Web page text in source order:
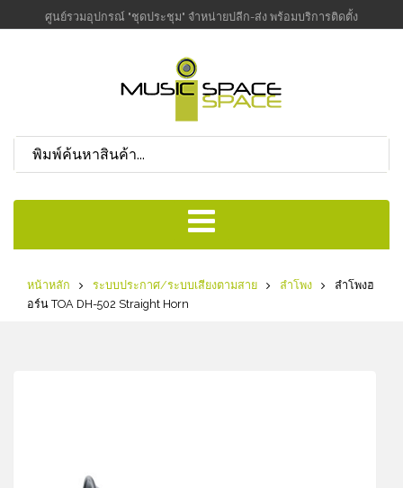
ศูนย์รวมอุปกรณ์ "ชุดประชุม" จำหน่ายปลีก-ส่ง พร้อมบริการติดตั้ง
หน้าหลัก ระบบประกาศ/ระบบเสียงตามสาย ลำโพง
ลำโพงฮ
อร์น TOA DH-502 Straight Horn